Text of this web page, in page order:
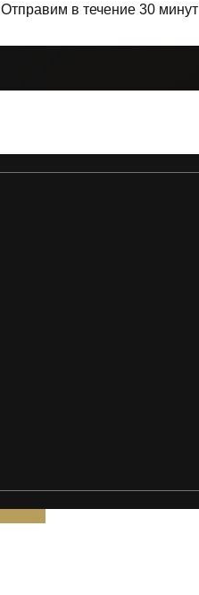
Отправим в течение 30 минут